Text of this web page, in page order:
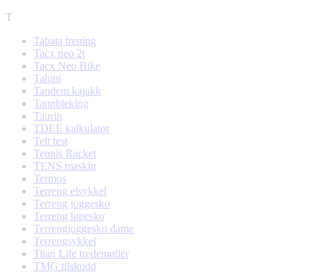
T
Tabata trening
Tacx neo 2t
Tacx Neo Bike
Tahini
Tandem kajakk
Tannbleking
Taurin
TDEE kalkulator
Telt test
Tennis Racket
TENS maskin
Termos
Terreng elsykkel
Terreng joggesko
Terreng løpesko
Terrengjoggesko dame
Terrengsykkel
Titan Life tredemøller
TMG tilskudd